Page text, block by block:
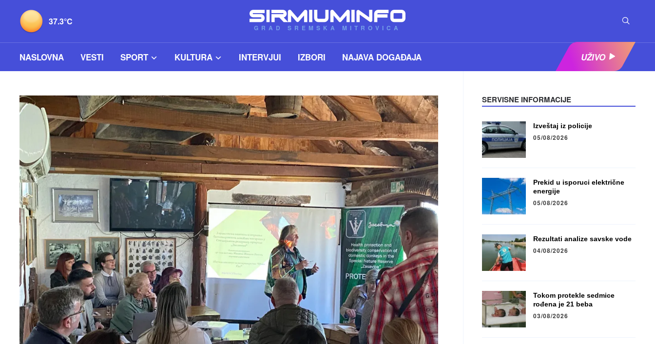
37.3°C
GRAD SREMSKA MITROVICA
NASLOVNA VESTI SPORT KULTURA INTERVJUI IZBORI NAJAVA DOGAĐAJA UŽIVO
SERVISNE INFORMACIJE
Izveštaj iz policije
05/08/2026
Prekid u isporuci električne
energije
05/08/2026
Rezultati analize savske vode
04/08/2026
Tokom protekle sedmice
rođena je 21 beba
03/08/2026